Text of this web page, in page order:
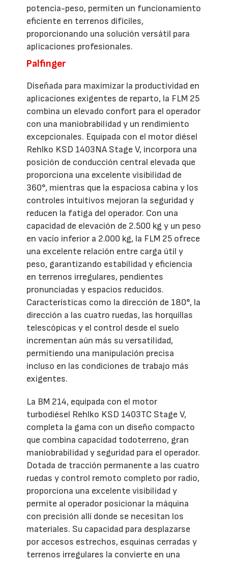
potencia-peso, permiten un funcionamiento
eficiente en terrenos difíciles,
proporcionando una solución versátil para
aplicaciones profesionales.
Palfinger
Diseñada para maximizar la productividad en
aplicaciones exigentes de reparto, la FLM 25
combina un elevado confort para el operador
con una maniobrabilidad y un rendimiento
excepcionales. Equipada con el motor diésel
Rehlko KSD 1403NA Stage V, incorpora una
posición de conducción central elevada que
proporciona una excelente visibilidad de
360°, mientras que la espaciosa cabina y los
controles intuitivos mejoran la seguridad y
reducen la fatiga del operador. Con una
capacidad de elevación de 2.500 kg y un peso
en vacío inferior a 2.000 kg, la FLM 25 ofrece
una excelente relación entre carga útil y
peso, garantizando estabilidad y eficiencia
en terrenos irregulares, pendientes
pronunciadas y espacios reducidos.
Características como la dirección de 180°, la
dirección a las cuatro ruedas, las horquillas
telescópicas y el control desde el suelo
incrementan aún más su versatilidad,
permitiendo una manipulación precisa
incluso en las condiciones de trabajo más
exigentes.
La BM 214, equipada con el motor
turbodiésel Rehlko KSD 1403TC Stage V,
completa la gama con un diseño compacto
que combina capacidad todoterreno, gran
maniobrabilidad y seguridad para el operador.
Dotada de tracción permanente a las cuatro
ruedas y control remoto completo por radio,
proporciona una excelente visibilidad y
permite al operador posicionar la máquina
con precisión allí donde se necesitan los
materiales. Su capacidad para desplazarse
por accesos estrechos, esquinas cerradas y
terrenos irregulares la convierte en una